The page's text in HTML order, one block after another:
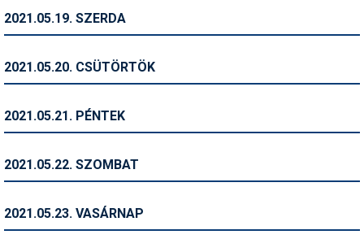
Snowboard
Szakértők
Telemark
2021.05.19. SZERDA
2021.05.20. CSÜTÖRTÖK
2021.05.21. PÉNTEK
2021.05.22. SZOMBAT
2021.05.23. VASÁRNAP